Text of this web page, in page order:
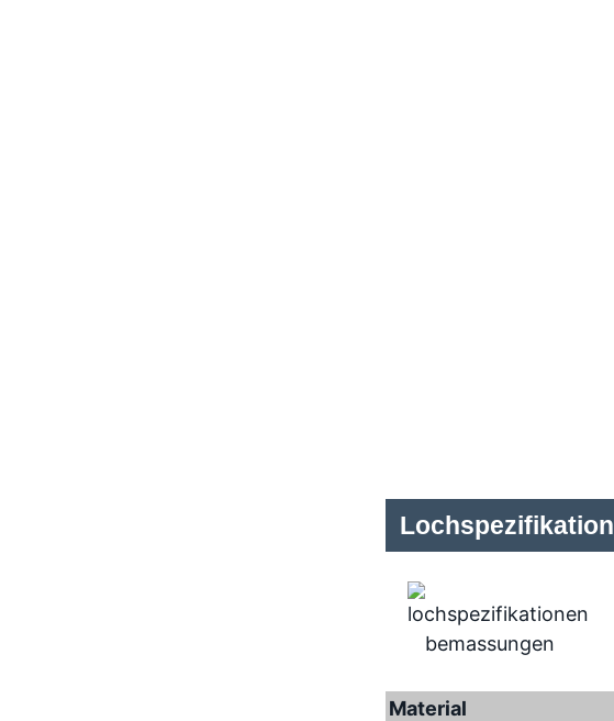
Lochspezifikation
Material